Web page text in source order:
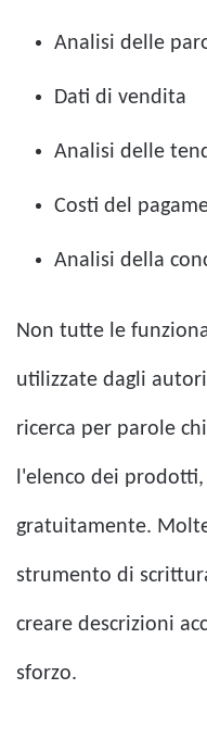
Analisi delle
Dati di vendita
Analisi delle
Costi del
Analisi della
Non tutte le
utilizzate dagli
ricerca per parole
l'elenco dei
gratuitamente.
strumento di
creare descrizioni
sforzo.